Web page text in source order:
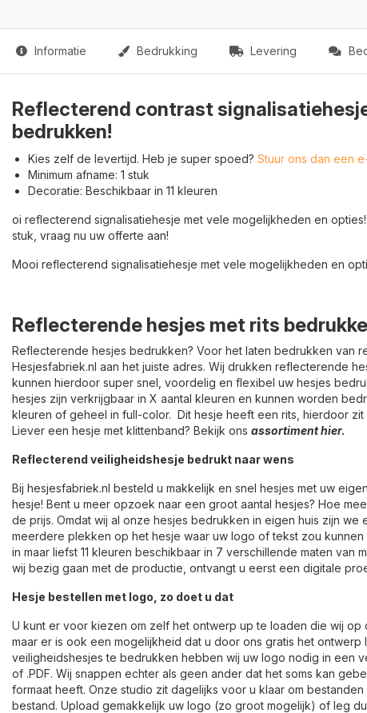
Informatie Bedrukking Levering
Reflecterend contrast
bedrukken!
Kies zelf de levertijd. Heb je super spoed? Stuur ons dan een
Minimum afname: 1 stuk
Decoratie: Beschikbaar in 11 kleuren
oi reflecterend signalisatiehesje met vele mogelijkheden en
stuk, vraag nu uw offerte aan!
Mooi reflecterend signalisatiehesje met vele mogelijkheden en
Reflecterende hesjes met rits
Reflecterende hesjes bedrukken? Voor het laten bedrukken van
Hesjesfabriek.nl aan het juiste adres. Wij drukken reflecterende
kunnen hierdoor super snel, voordelig en flexibel uw hesjes
hesjes zijn verkrijgbaar in X aantal kleuren en kunnen worden
kleuren of geheel in full-color. Dit hesje heeft een rits, hierdoor zit
Liever een hesje met klittenband? Bekijk ons assortiment hier.
Reflecterend veiligheidshesje bedrukt naar wens
Bij hesjesfabriek.nl besteld u makkelijk en snel hesjes met uw
hesje! Bent u meer opzoek naar een groot aantal hesjes? Hoe
de prijs. Omdat wij al onze hesjes bedrukken in eigen huis zijn
meerdere plekken op het hesje waar uw logo of tekst zou kunnen
in maar liefst 11 kleuren beschikbaar in 7 verschillende maten van
wij bezig gaan met de productie, ontvangt u eerst een digitale
Hesje bestellen met logo, zo doet u dat
U kunt er voor kiezen om zelf het ontwerp up te loaden die wij op
maar er is ook een mogelijkheid dat u door ons gratis het ontwerp
veiligheidshesjes te bedrukken hebben wij uw logo nodig in een
of .PDF. Wij snappen echter als geen ander dat het soms kan
formaat heeft. Onze studio zit dagelijks voor u klaar om
bestand. Upload gemakkelijk uw logo (zo groot mogelijk) of leg